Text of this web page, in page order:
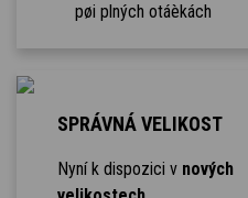
pøi plných otáèkách
SPRÁVNÁ VELIKOST
Nyní k dispozici v nových